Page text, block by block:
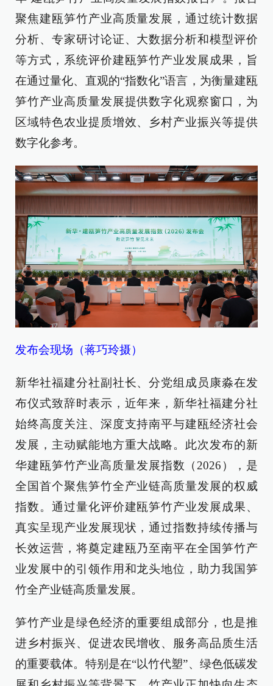
聚焦建瓯笋竹产业高质量发展，通过统计数据
分析、专家研讨论证、大数据分析和模型评价
等方式，系统评价建瓯笋竹产业发展成果，旨
在通过量化、直观的“指数化”语言，为衡量建瓯
笋竹产业高质量发展提供数字化观察窗口，为
区域特色农业提质增效、乡村产业振兴等提供
数字化参考。
发布会现场（蒋巧玲摄）
新华社福建分社副社长、分党组成员康淼在发
布仪式致辞时表示，近年来，新华社福建分社
始终高度关注、深度支持南平与建瓯经济社会
发展，主动赋能地方重大战略。此次发布的新
华建瓯笋竹产业高质量发展指数（2026），是
全国首个聚焦笋竹全产业链高质量发展的权威
指数。通过量化评价建瓯笋竹产业发展成果、
真实呈现产业发展现状，通过指数持续传播与
长效运营，将奠定建瓯乃至南平在全国笋竹产
业发展中的引领作用和龙头地位，助力我国笋
竹全产业链高质量发展。
笋竹产业是绿色经济的重要组成部分，也是推
进乡村振兴、促进农民增收、服务高品质生活
的重要载体。特别是在“以竹代塑”、绿色低碳发